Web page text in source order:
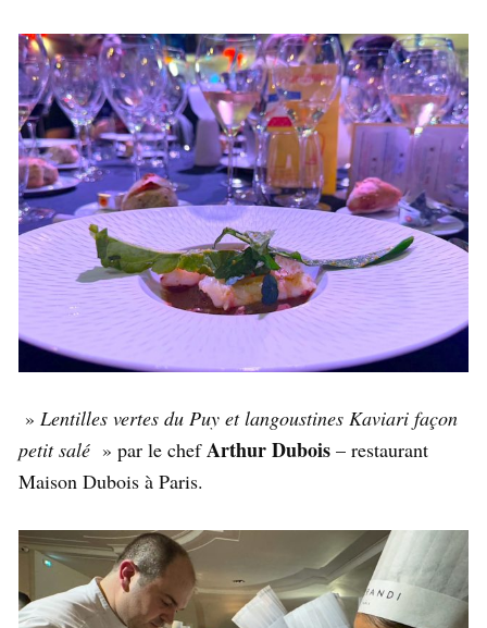
» Lentilles vertes du Puy et langoustines Kaviari façon
petit salé » par le chefArthur Dubois – restaurant
Maison Dubois à Paris.